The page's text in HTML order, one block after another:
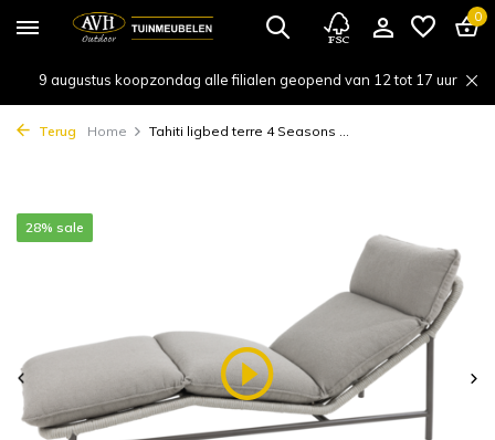
0
9 augustus koopzondag alle filialen geopend van 12 tot 17 uur
Terug Home Tahiti ligbed terre 4 Seasons ...
28% sale